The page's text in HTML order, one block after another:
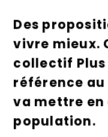
Des
vivre mieux.
collectif Plus
référence au
va mettre en
population.